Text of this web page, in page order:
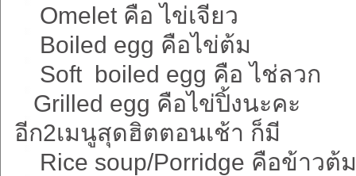
Omelet คือ ไข่เจียว
Boiled egg คือไข่ต้ม
Soft boiled egg คือ ไช่ลวก
Grilled egg คือไข่ปิ้งนะคะ
อีก2เมนูสุดฮิตตอนเช้า ก็มี
Rice soup/Porridge คือข้าวต้ม